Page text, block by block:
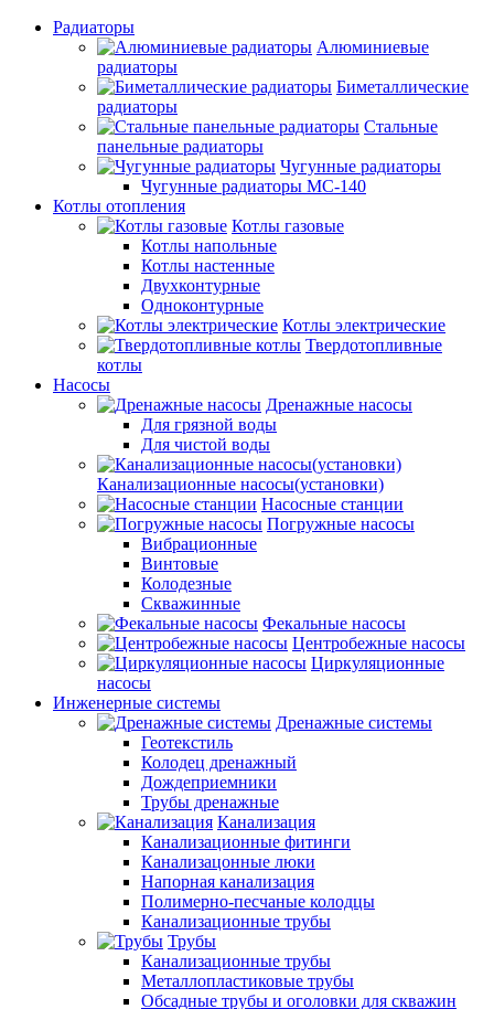
Радиаторы
Алюминиевые
радиаторы
Биметаллические
радиаторы
Стальные
панельные радиаторы
Чугунные радиаторы
Чугунные радиаторы МС-140
Котлы отопления
Котлы газовые
Котлы напольные
Котлы настенные
Двухконтурные
Одноконтурные
Котлы электрические
Твердотопливные
котлы
Насосы
Дренажные насосы
Для грязной воды
Для чистой воды
Канализационные насосы(установки)
Насосные станции
Погружные насосы
Вибрационные
Винтовые
Колодезные
Скважинные
Фекальные насосы
Центробежные насосы
Циркуляционные
насосы
Инженерные системы
Дренажные системы
Геотекстиль
Колодец дренажный
Дождеприемники
Трубы дренажные
Канализация
Канализационные фитинги
Канализацонные люки
Напорная канализация
Полимерно-песчаные колодцы
Канализационные трубы
Трубы
Канализационные трубы
Металлопластиковые трубы
Обсадные трубы и оголовки для скважин